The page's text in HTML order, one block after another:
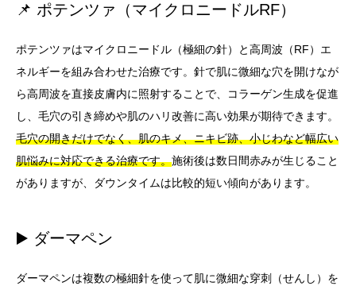
📌 ポテンツァ（マイクロニードルRF）
ポテンツァはマイクロニードル（極細の針）と高周波（RF）エ
ネルギーを組み合わせた治療です。針で肌に微細な穴を開けなが
ら高周波を直接皮膚内に照射することで、コラーゲン生成を促進
し、毛穴の引き締めや肌のハリ改善に高い効果が期待できます。
毛穴の開きだけでなく、肌のキメ、ニキビ跡、小じわなど幅広い
肌悩みに対応できる治療です。施術後は数日間赤みが生じること
がありますが、ダウンタイムは比較的短い傾向があります。
▶️ ダーマペン
ダーマペンは複数の極細針を使って肌に微細な穿刺（せんし）を